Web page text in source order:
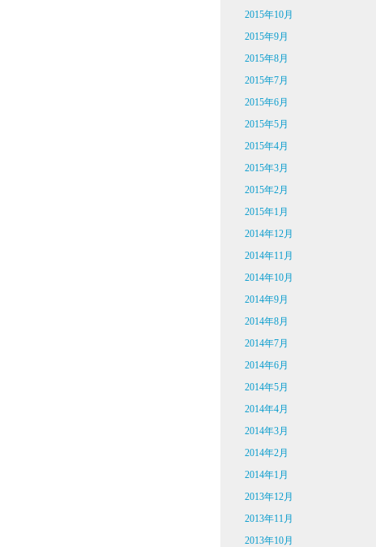
2015年10月
2015年9月
2015年8月
2015年7月
2015年6月
2015年5月
2015年4月
2015年3月
2015年2月
2015年1月
2014年12月
2014年11月
2014年10月
2014年9月
2014年8月
2014年7月
2014年6月
2014年5月
2014年4月
2014年3月
2014年2月
2014年1月
2013年12月
2013年11月
2013年10月